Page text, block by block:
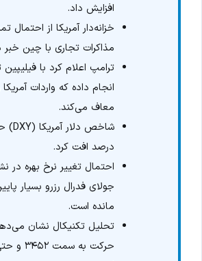
افزایش داد.
خزانه‌دار آمریکا از احتمال
مذاکرات تجاری با چین خبر
ترامپ اعلام کرد با
انجام داده که واردات آمریکا
معاف می‌کند.
درصد افت کرد.
جولای فدرال رزرو بسیار
مانده است.
تحلیل تکنیکال نشان